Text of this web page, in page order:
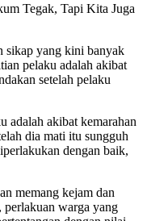
Tegak, Tapi Kita Juga
sikap yang kini banyak
pelaku adalah akibat
setelah pelaku
adalah akibat kemarahan
dia mati itu sungguh
dengan baik,
memang kejam dan
perlakuan warga yang